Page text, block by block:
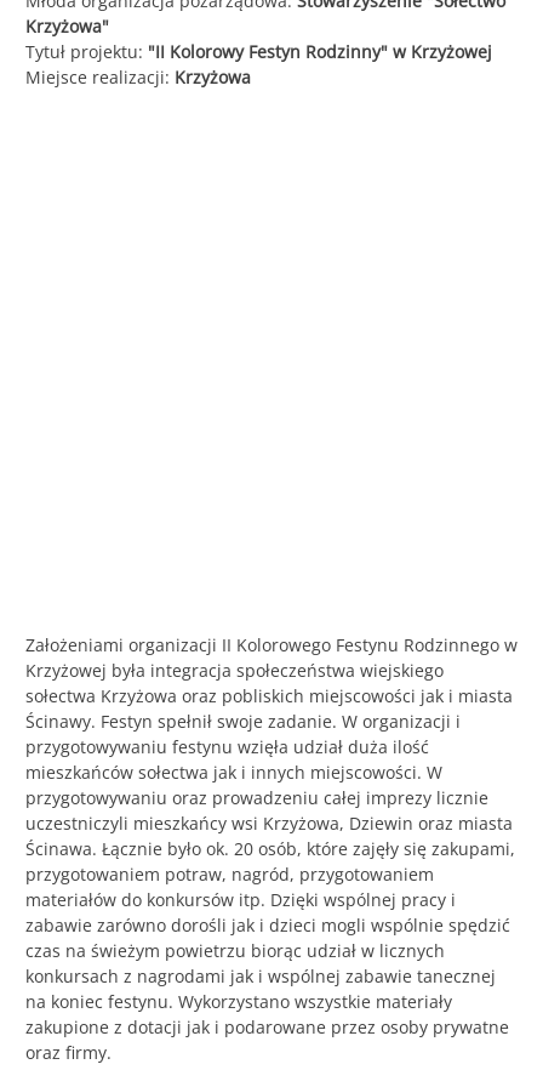
Śląska
Krzyżowa"
Tytuł projektu: "II Kolorowy Festyn Rodzinny" w Krzyżowej
Miejsce realizacji: Krzyżowa
Założeniami organizacji II Kolorowego Festynu Rodzinnego w
Krzyżowej była integracja społeczeństwa wiejskiego
sołectwa Krzyżowa oraz pobliskich miejscowości jak i miasta
Ścinawy. Festyn spełnił swoje zadanie. W organizacji i
przygotowywaniu festynu wzięła udział duża ilość
mieszkańców sołectwa jak i innych miejscowości. W
przygotowywaniu oraz prowadzeniu całej imprezy licznie
uczestniczyli mieszkańcy wsi Krzyżowa, Dziewin oraz miasta
Ścinawa. Łącznie było ok. 20 osób, które zajęły się zakupami,
przygotowaniem potraw, nagród, przygotowaniem
materiałów do konkursów itp. Dzięki wspólnej pracy i
zabawie zarówno dorośli jak i dzieci mogli wspólnie spędzić
czas na świeżym powietrzu biorąc udział w licznych
konkursach z nagrodami jak i wspólnej zabawie tanecznej
na koniec festynu. Wykorzystano wszystkie materiały
zakupione z dotacji jak i podarowane przez osoby prywatne
oraz firmy.